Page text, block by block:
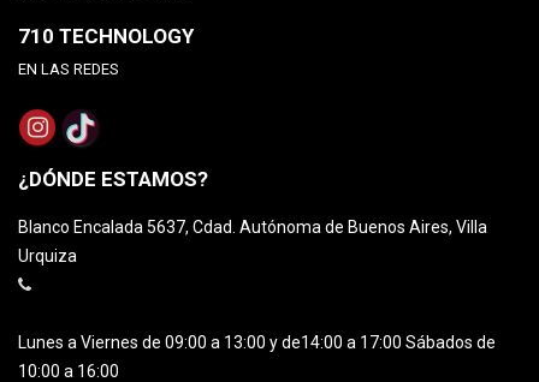
710 TECHNOLOGY
EN LAS REDES
¿DÓNDE ESTAMOS?
Blanco Encalada 5637, Cdad. Autónoma de Buenos Aires, Villa
Urquiza
Lunes a Viernes de 09:00 a 13:00 y de14:00 a 17:00 Sábados de
10:00 a 16:00